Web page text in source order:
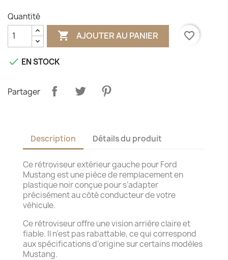
Quantité
 AJOUTER AU PANIER favorite_border
 EN STOCK
Partager
Description Détails du produit
Ce rétroviseur extérieur gauche pour Ford
Mustang est une pièce de remplacement en
plastique noir conçue pour s’adapter
précisément au côté conducteur de votre
véhicule.
Ce rétroviseur offre une vision arrière claire et
fiable. Il n’est pas rabattable, ce qui correspond
aux spécifications d’origine sur certains modèles
Mustang.